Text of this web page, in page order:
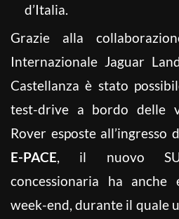
d’Italia.
Grazie alla
Internazionale Jaguar
Castellanza è stato
test-drive a bordo delle
Rover esposte all’ingresso
E-PACE, il nuovo
concessionaria ha
week-end, durante il quale